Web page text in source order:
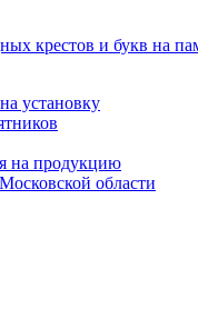
крестов и букв на
установку
на продукцию
области